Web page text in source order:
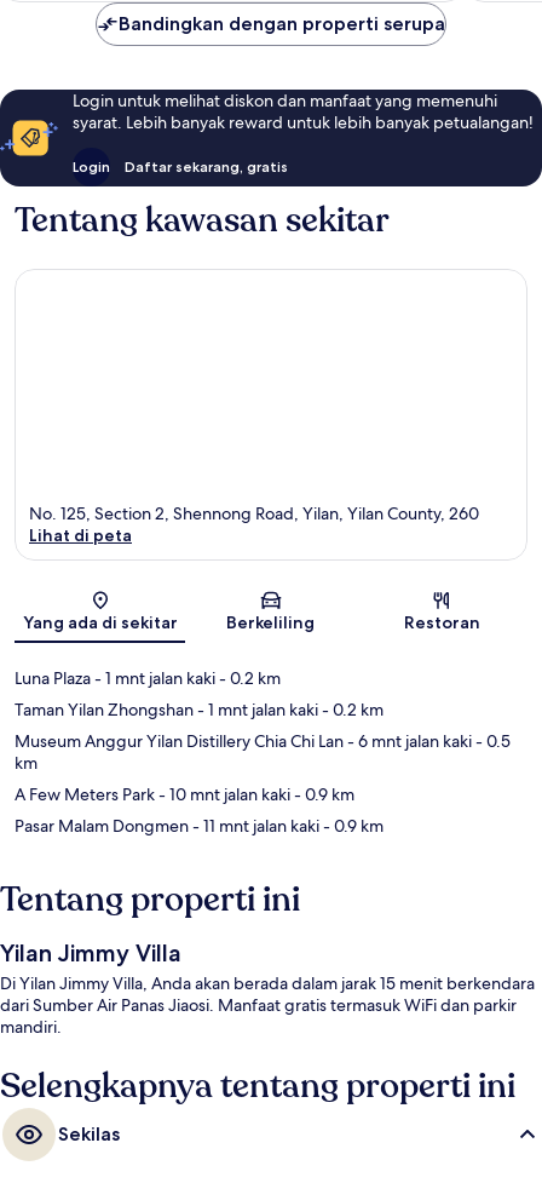
Bandingkan dengan properti serupa
Login untuk melihat diskon dan manfaat yang memenuhi
syarat. Lebih banyak reward untuk lebih banyak petualangan!
Login Daftar sekarang, gratis
Tentang kawasan sekitar
Peta
No. 125, Section 2, Shennong Road, Yilan, Yilan County, 260
Lihat di peta
Yang ada di sekitar Berkeliling Restoran
Luna Plaza- 1 mnt jalan kaki- 0.2 km
Taman Yilan Zhongshan- 1 mnt jalan kaki- 0.2 km
Museum Anggur Yilan Distillery Chia Chi Lan- 6 mnt jalan kaki- 0.5
km
A Few Meters Park- 10 mnt jalan kaki- 0.9 km
Pasar Malam Dongmen- 11 mnt jalan kaki- 0.9 km
Tentang properti ini
Yilan Jimmy Villa
Di Yilan Jimmy Villa, Anda akan berada dalam jarak 15 menit berkendara
dari Sumber Air Panas Jiaosi. Manfaat gratis termasuk WiFi dan parkir
mandiri.
Selengkapnya tentang properti ini
Sekilas